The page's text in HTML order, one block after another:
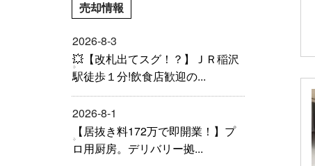
売却情報
2026-8-3
💥【改札出てスグ！？】ＪＲ稲沢
駅徒歩１分!飲食店歓迎の...
2026-8-1
【居抜き料172万で即開業！】プ
ロ用厨房。デリバリー拠...